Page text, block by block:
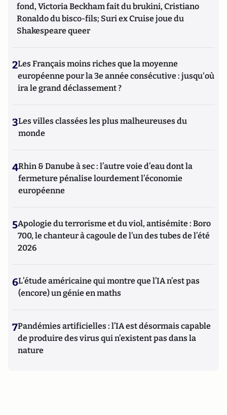
fond, Victoria Beckham fait du brukini, Cristiano
Ronaldo du bisco-fils; Suri ex Cruise joue du
Shakespeare queer
2Les Français moins riches que la moyenne
européenne pour la 3e année consécutive : jusqu'où
ira le grand déclassement ?
3Les villes classées les plus malheureuses du
monde
4Rhin & Danube à sec : l’autre voie d’eau dont la
fermeture pénalise lourdement l’économie
européenne
5Apologie du terrorisme et du viol, antisémite : Boro
700, le chanteur à cagoule de l’un des tubes de l’été
2026
6L’étude américaine qui montre que l’IA n’est pas
(encore) un génie en maths
7Pandémies artificielles : l’IA est désormais capable
de produire des virus qui n’existent pas dans la
nature